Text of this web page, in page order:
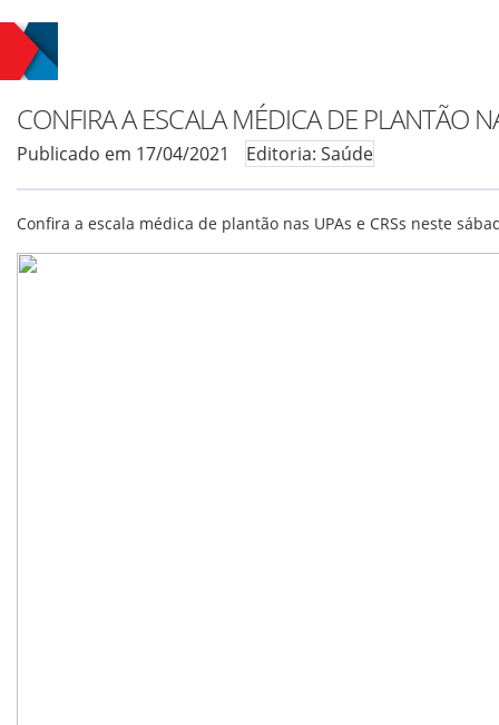
CONFIRA A ESCALA MÉDICA DE PLANTÃO
Publicado em 17/04/2021 Editoria: Saúde
Confira a escala médica de plantão nas UPAs e CRSs neste